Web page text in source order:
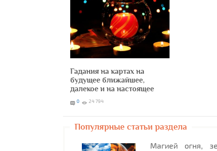
Гадания на картах на
будущее ближайшее,
далекое и на настоящее
0 24 794
Популярные статьи раздела
Магией огня,